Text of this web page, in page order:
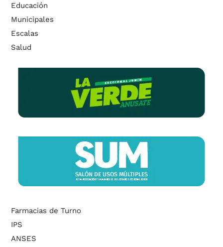
Educación
Municipales
Escalas
Salud
Farmacias de Turno
IPS
ANSES